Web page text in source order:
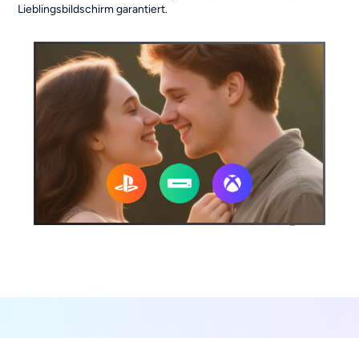
Lieblingsbildschirm garantiert.